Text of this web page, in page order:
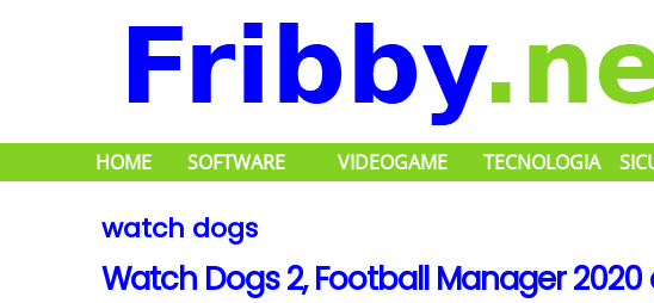
HOME SOFTWARE VIDEOGAME TECNOLOGIA
watch dogs
Watch Dogs 2, Football Manager 2020